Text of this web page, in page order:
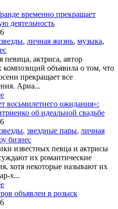
временно прекращает
деятельность
звезды, личная жизнь, музыка,
певица, актриса, автор
композиций объявила о том, что
прекращает все
Ариа...
восьмилетнего ожидания»:
об идеальной свадьбе
звезды, звездные пары, личная
бизнес
известных певца и актрисы
их романтические
хотя некоторые называют их
х...
объявлен в розыск